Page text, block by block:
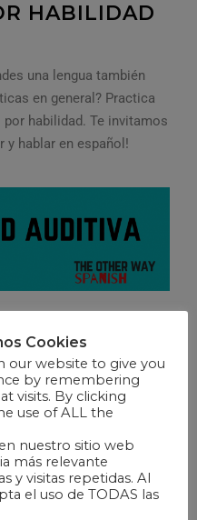
HABILIDAD
una lengua también
en general? Practica
habilidad. Te invitamos
y hablar en español!
Cookies
our website to give you
by remembering
visits. By clicking
use of ALL the
nuestro sitio web
más relevante
y visitas repetidas. Al
el uso de TODAS las